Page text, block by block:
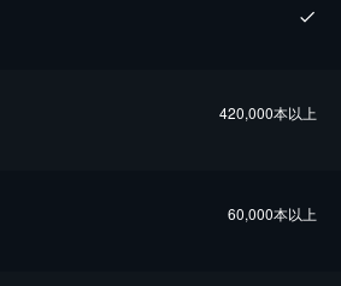
420,000本以上
60,000本以上